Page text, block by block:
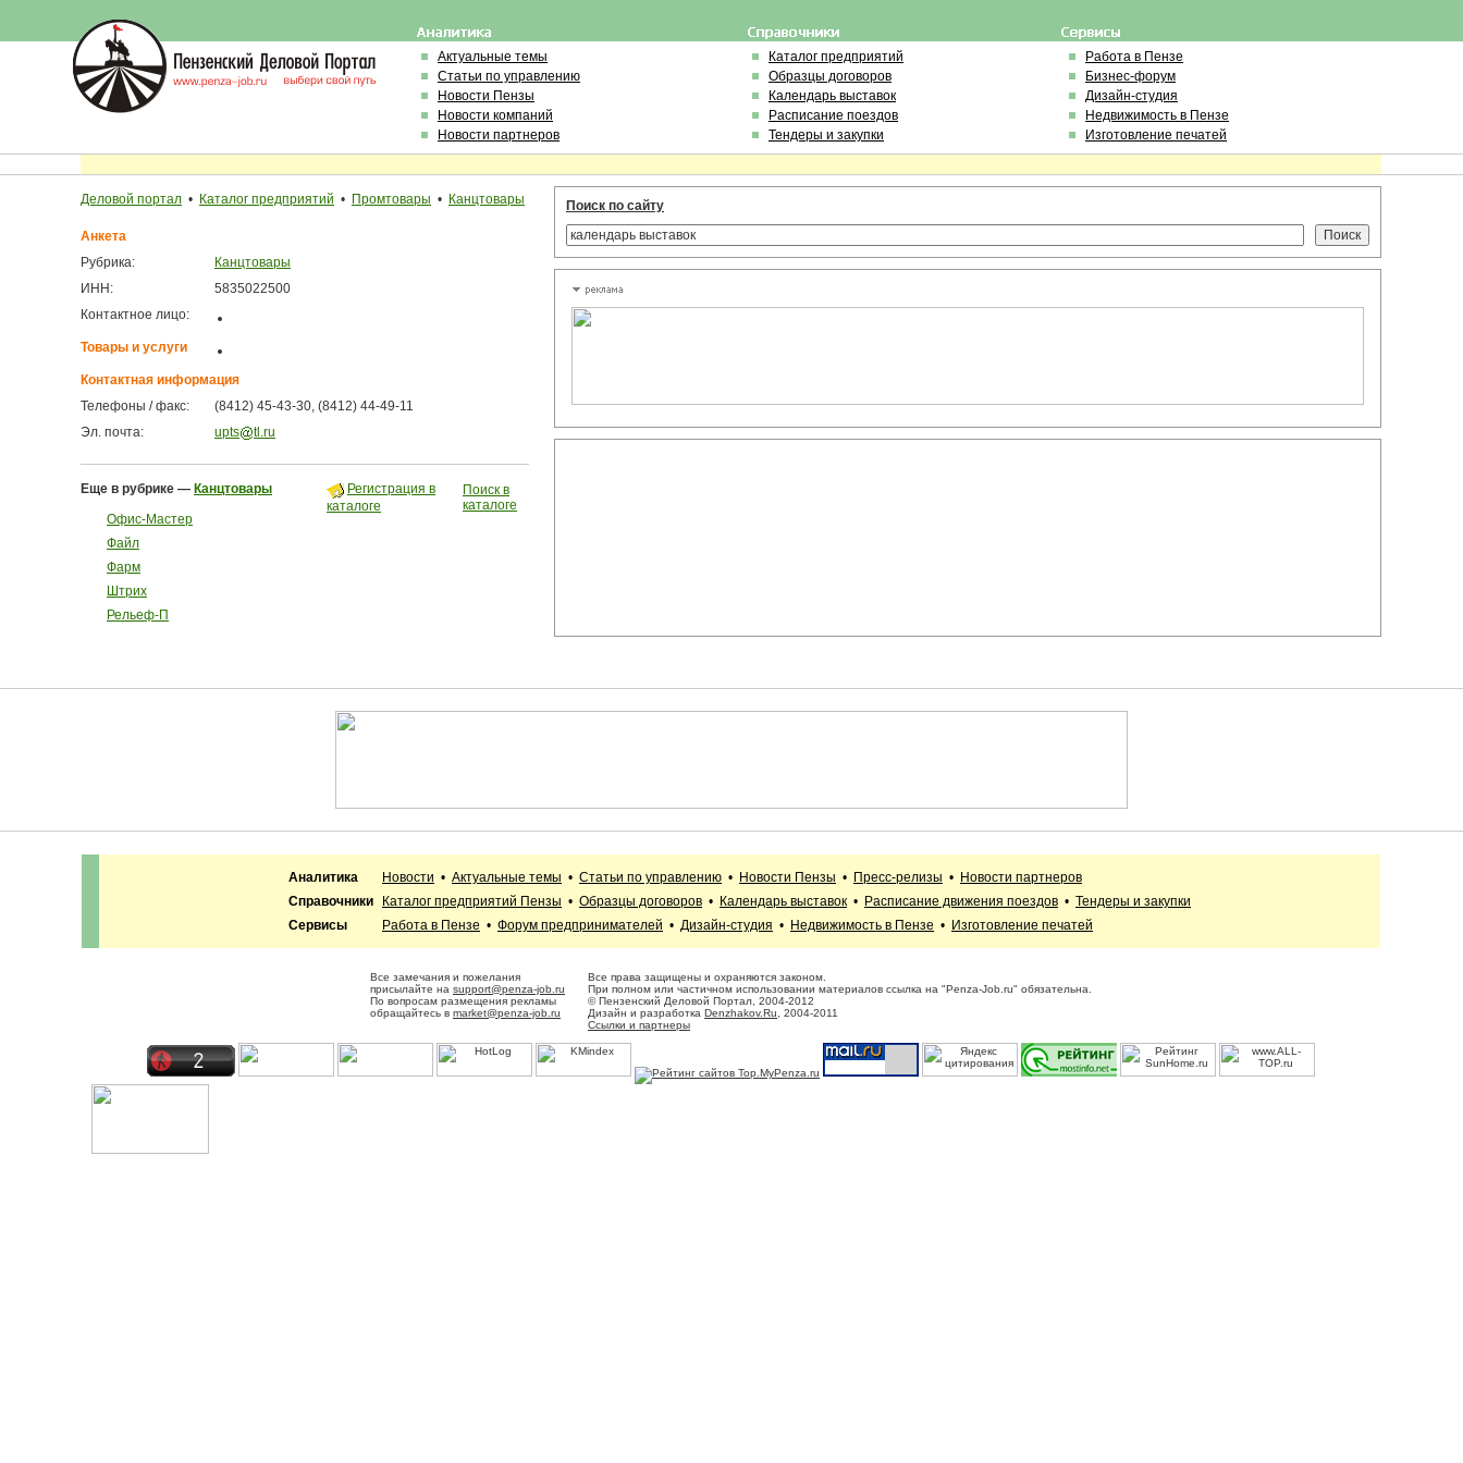
Актуальные темы
Статьи по управлению
Новости Пензы
Новости компаний
Новости партнеров
Каталог предприятий
Образцы договоров
Календарь выставок
Расписание поездов
Тендеры и закупки
Работа в Пензе
Бизнес-форум
Дизайн-студия
Недвижимость в Пензе
Изготовление печатей
Деловой портал • Каталог предприятий • Промтовары • Канцтовары
Анкета
Рубрика:
Канцтовары
ИНН:
5835022500
Контактное лицо:
Товары и услуги
Контактная информация
Телефоны / факс:
(8412) 45-43-30, (8412) 44-49-11
Эл. почта:
upts tl.ru
Еще в рубрике — Канцтовары
Офис-Мастер
Файл
Фарм
Штрих
Рельеф-П
Регистрация в
каталоге
Поиск в
каталоге
Поиск по сайту
Аналитика Новости • Актуальные темы • Статьи по управлению • Новости Пензы • Пресс-релизы • Новости партнеров
Справочники
Каталог предприятий Пензы • Образцы договоров • Календарь выставок • Расписание движения поездов • Тендеры и закупки
Сервисы
Работа в Пензе • Форум предпринимателей • Дизайн-студия • Недвижимость в Пензе • Изготовление печатей
Все замечания и пожелания
присылайте на support@penza-job.ru
По вопросам размещения рекламы
обращайтесь в market@penza-job.ru
Все права защищены и охраняются законом.
При полном или частичном использовании материалов ссылка на "Penza-Job.ru" обязательна.
© Пензенский Деловой Портал, 2004-2012
Дизайн и разработка Denzhakov.Ru , 2004-2011
Ссылки и партнеры